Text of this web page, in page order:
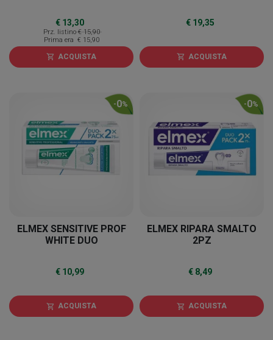
€ 13,30
Prz. listino € 15,90
Prima era € 15,90
shopping_cart ACQUISTA
€ 19,35
shopping_cart ACQUISTA
-0%
ELMEX SENSITIVE PROF
WHITE DUO
€ 10,99
shopping_cart ACQUISTA
-0%
ELMEX RIPARA SMALTO
2PZ
€ 8,49
shopping_cart ACQUISTA